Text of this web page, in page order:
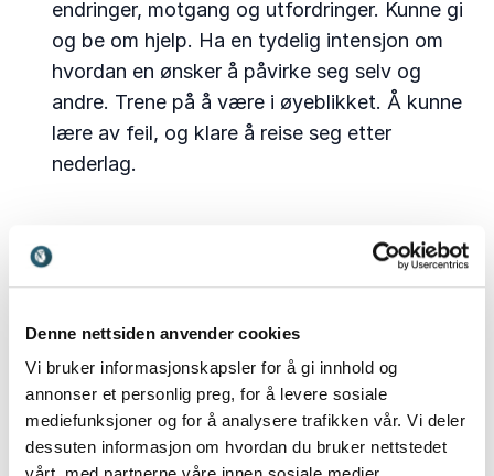
Denne nettsiden anvender cookies
Vi bruker informasjonskapsler for å gi innhold og
annonser et personlig preg, for å levere sosiale
mediefunksjoner og for å analysere trafikken vår. Vi deler
dessuten informasjon om hvordan du bruker nettstedet
endringer, motgang og utfordringer. Kunne gi
og be om hjelp. Ha en tydelig intensjon om
hvordan en ønsker å påvirke seg selv og
andre. Trene på å være i øyeblikket. Å kunne
lære av feil, og klare å reise seg etter
nederlag.
. Ha tillit til retning, prosesser og
planer en er enige om. Kunne sette og jobbe
virksomhetens oppdrag og verdier. Gi avkall
på personlig prestisje og kunne tenke helhet.
ChatGPT, Copilot og andre kunstige venner vil